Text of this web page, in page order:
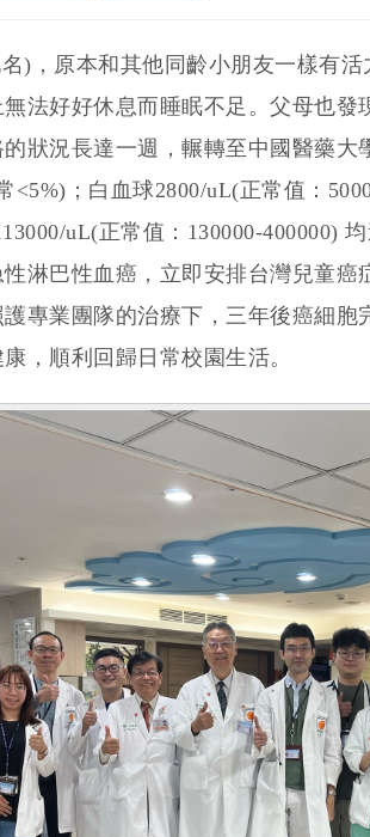
)，原本和其他同齡小朋友一樣有
法好好休息而睡眠不足。父母也發
狀況長達一週，輾轉至中國醫藥
<5%)；白血球2800/uL(正常值：
uL(正常值：130000-400000)
淋巴性血癌，立即安排台灣兒童癌
專業團隊的治療下，三年後癌細
，順利回歸日常校園生活。